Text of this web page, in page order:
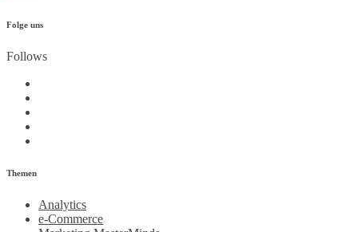
Folge uns
Follows
Themen
Analytics
e-Commerce